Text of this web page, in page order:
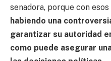
senadora, porque con
habiendo una
garantizar su autoridad
como puede asegurar